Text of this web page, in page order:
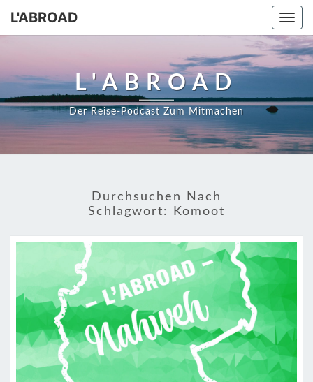
Skip
L'ABROAD
L'ABROAD
Der Reise-Podcast Zum Mitmachen
Durchsuchen Nach
Schlagwort:
Komoot